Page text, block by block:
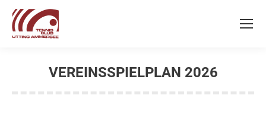
VEREINSSPIELPLAN 2026